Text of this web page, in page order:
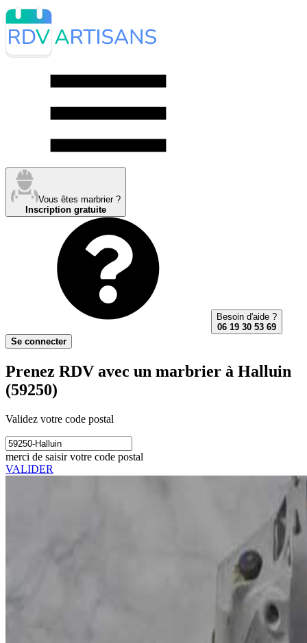
Vous êtes marbrier ?
Inscription gratuite
Besoin d'aide ?
06 19 30 53 69
Se connecter
Prenez RDV avec un marbrier à Halluin
(59250)
Validez votre code postal
merci de saisir votre code postal
VALIDER